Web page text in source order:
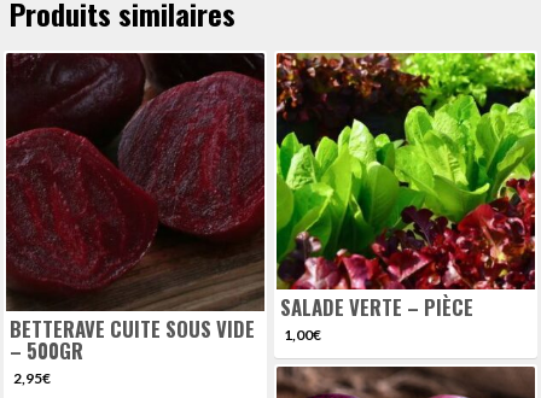
Produits similaires
BETTERAVE CUITE SOUS VIDE
– 500GR
2,95€
SALADE VERTE – PIÈCE
1,00€